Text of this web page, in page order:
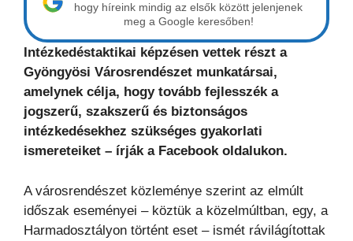
hogy híreink mindig az elsők között jelenjenek
meg a Google keresőben!
Intézkedéstaktikai képzésen vettek részt a
Gyöngyösi Városrendészet munkatársai,
amelynek célja, hogy tovább fejlesszék a
jogszerű, szakszerű és biztonságos
intézkedésekhez szükséges gyakorlati
ismereteiket – írják a Facebook oldalukon.
A városrendészet közleménye szerint az elmúlt
időszak eseményei – köztük a közelmúltban, egy, a
Harmadosztályon történt eset – ismét rávilágítottak